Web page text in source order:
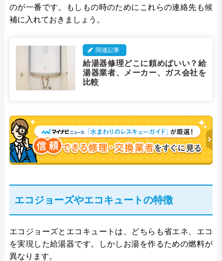
のが一番です。もしもの時のためにこれらの連絡先も候
補に入れておきましょう。
関連記事
給湯器修理どこに頼めばいい？給
湯器業者、メーカー、ガス会社を
比較
エコジョーズやエコキュートの特徴
エコジョーズとエコキュートは、どちらも省エネ、エコ
を実現した給湯器です。しかしお湯を作るための燃料が
異なります。